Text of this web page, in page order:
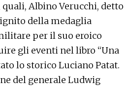
Albino Verucchi, detto
della medaglia
per il suo eroico
gli eventi nel libro “Una
lo storico Luciano Patat.
del generale Ludwig